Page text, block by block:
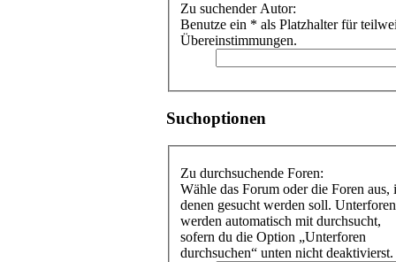
Zu suchender Autor:
Benutze ein * als Platzhalter für
Übereinstimmungen.
Suchoptionen
Zu durchsuchende Foren:
Wähle das Forum oder die Foren aus,
denen gesucht werden soll. Unterforen
werden automatisch mit durchsucht,
sofern du die Option „Unterforen
durchsuchen“ unten nicht deaktivierst.